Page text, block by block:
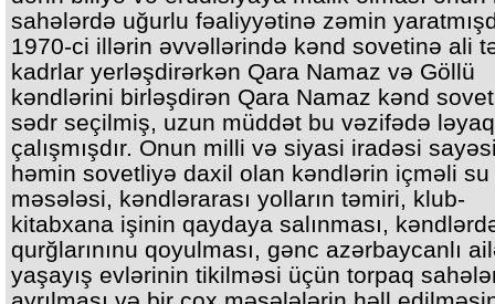
sahələrdə uğurlu fəaliyyətinə zəmin
1970-ci illərin əvvəllərində kənd sovetinə ali
kadrlar yerləşdirərkən Qara Namaz və Göllü
kəndlərini birləşdirən Qara Namaz kənd
sədr seçilmiş, uzun müddət bu vəzifədə
çalışmışdır. Onun milli və siyasi iradəsi
həmin sovetliyə daxil olan kəndlərin içməli su
məsələsi, kəndlərarası yolların təmiri, klub-
kitabxana işinin qaydaya salınması,
qurğlarınınu qoyulması, gənc azərbaycanlı
yaşayış evlərinin tikilməsi üçün torpaq